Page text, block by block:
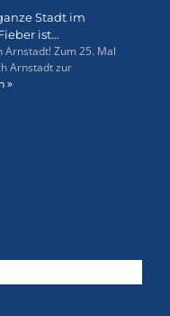
Stadt im
ist…
Arnstadt! Zum 25. Mal
Arnstadt zur
»